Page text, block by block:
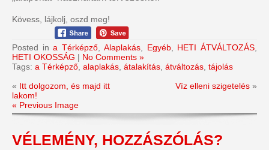
Kövess, lájkolj, oszd meg!
Posted ina Térképző Alaplakás, Egyéb, HETI ÁTVÁLTOZÁS
HETI OKOSSÁG | No Comments »
Tags: a Térképző alaplakás átalakítás átváltozás tájolás
« Itt dolgozom, és majd itt
lakom!
Víz elleni szigetelés »
« Previous Image
VÉLEMÉNY, HOZZÁSZÓLÁS?